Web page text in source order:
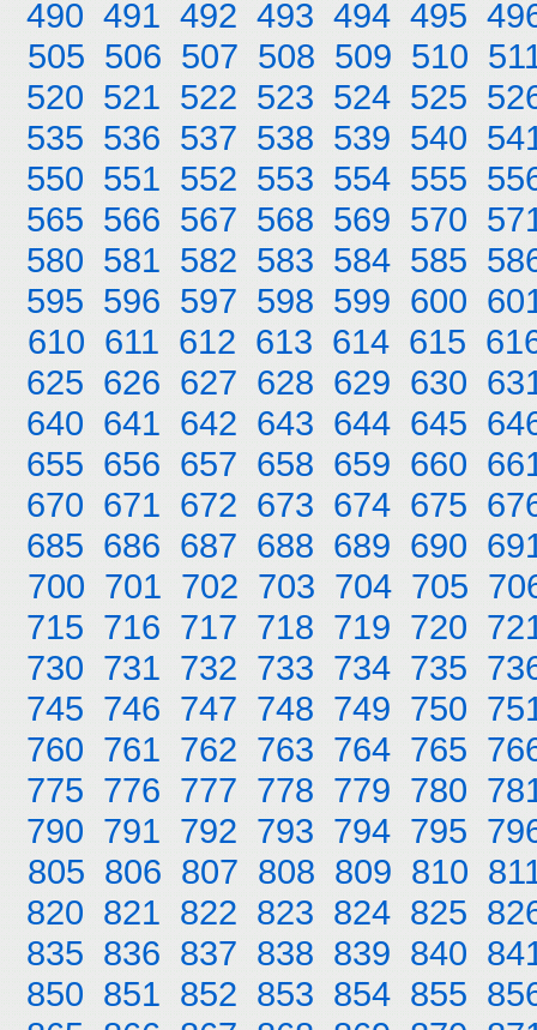
490 491 492 493 494 495
505 506 507 508 509 510
520 521 522 523 524 525
535 536 537 538 539 540
550 551 552 553 554 555
565 566 567 568 569 570
580 581 582 583 584 585
595 596 597 598 599 600
610 611 612 613 614 615
625 626 627 628 629 630
640 641 642 643 644 645
655 656 657 658 659 660
670 671 672 673 674 675
685 686 687 688 689 690
700 701 702 703 704 705
715 716 717 718 719 720
730 731 732 733 734 735
745 746 747 748 749 750
760 761 762 763 764 765
775 776 777 778 779 780
790 791 792 793 794 795
805 806 807 808 809 810
820 821 822 823 824 825
835 836 837 838 839 840
850 851 852 853 854 855